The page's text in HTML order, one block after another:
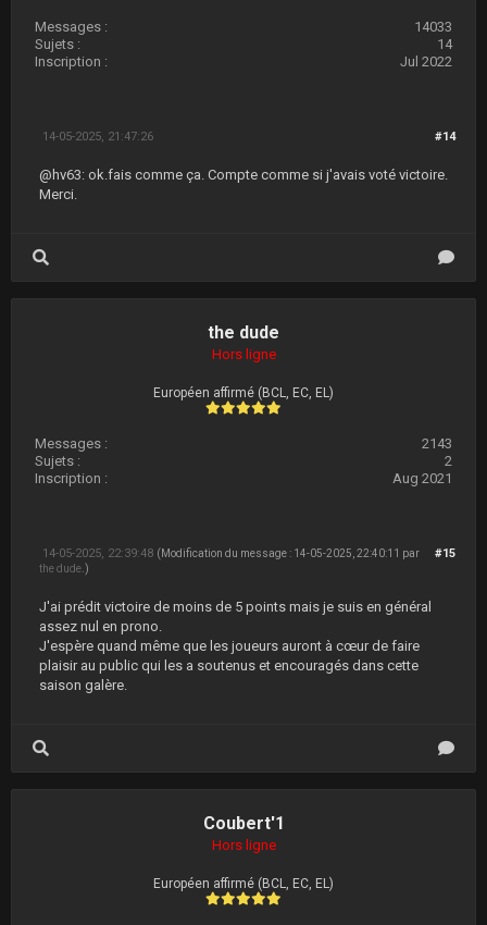
Messages :
14033
Sujets :
14
Inscription :
Jul 2022
#14
14-05-2025, 21:47:26
@hv63: ok.fais comme ça. Compte comme si j'avais voté victoire.
Merci.
the dude
Hors ligne
Européen affirmé (BCL, EC, EL)
Messages :
2143
Sujets :
2
Inscription :
Aug 2021
#15
14-05-2025, 22:39:48 (Modification du message : 14-05-2025, 22:40:11 par
the dude .)
J'ai prédit victoire de moins de 5 points mais je suis en général
assez nul en prono.
J'espère quand même que les joueurs auront à cœur de faire
plaisir au public qui les a soutenus et encouragés dans cette
saison galère.
Coubert'1
Hors ligne
Européen affirmé (BCL, EC, EL)